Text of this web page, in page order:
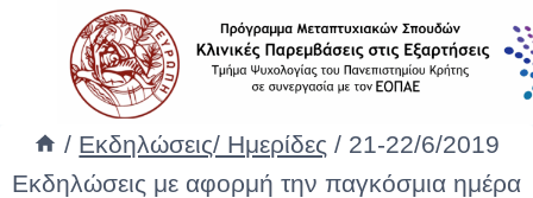
/ Εκδηλώσεις/ Ημερίδες / 21-22/6/2019
Εκδηλώσεις με αφορμή την παγκόσμια ημέρα